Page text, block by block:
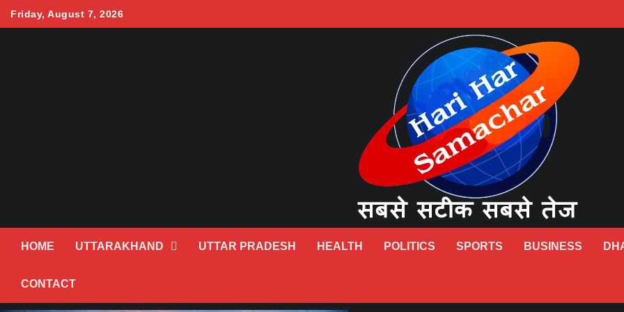
Friday, August 7, 2026
HOME UTTARAKHAND UTTAR PRADESH HEALTH POLITICS SPORTS BUSINESS
CONTACT